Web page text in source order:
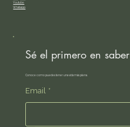
Youtube
Whatsapp
Sé el primero en saber
Conoce como puedes tener una vida más plena.
Email *